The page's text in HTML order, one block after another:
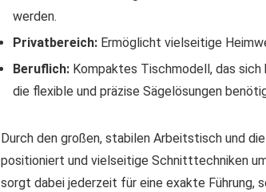
werden.
Privatbereich: Ermöglicht vielseitige
Beruflich: Kompaktes Tischmodell, das
die flexible und präzise Sägelösungen
Durch den großen, stabilen Arbeitstisch und
positioniert und vielseitige Schnitttechniken
sorgt dabei jederzeit für eine exakte Führung,